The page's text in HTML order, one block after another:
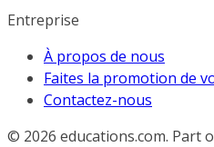
Entreprise
À propos de nous
Faites la promotion de
Contactez-nous
© 2026 educations.com. Part